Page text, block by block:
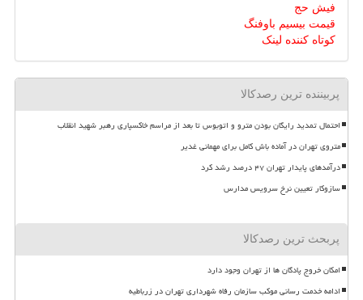
فیش حج
قیمت بیسیم باوفنگ
کوتاه کننده لینک
پربیننده ترین رصدکالا
احتمال تمدید رایگان بودن مترو و اتوبوس تا بعد از مراسم خاکسپاری رهبر شهید انقلاب
متروی تهران در آماده باش کامل برای مهمانی غدیر
درآمدهای پایدار تهران ۴۷ درصد رشد کرد
سازوکار تعیین نرخ سرویس مدارس
پربحث ترین رصدکالا
امکان خروج پادگان ها از تهران وجود دارد
ادامه خدمت رسانی موکب سازمان رفاه شهرداری تهران در زرباطیه